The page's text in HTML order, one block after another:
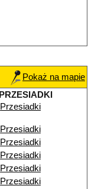
Pokaż na mapie
PRZESIADKI
Przesiadki
Przesiadki
Przesiadki
Przesiadki
Przesiadki
Przesiadki